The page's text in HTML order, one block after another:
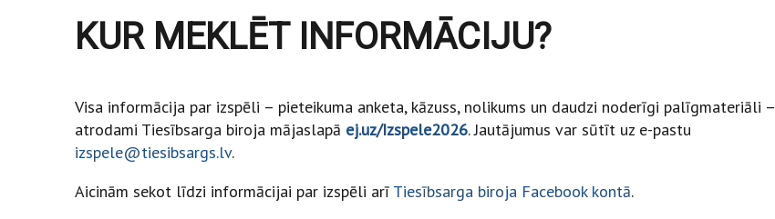
KUR MEKLĒT INFORMĀCIJU?
Visa informācija par izspēli – pieteikuma anketa, kāzuss, nolikums un daudzi noderīgi palīgmateriāli –
atrodami Tiesībsarga biroja mājaslapā ej.uz/Izspele2026. Jautājumus var sūtīt uz e-pastu
izspele@tiesibsargs.lv.
Aicinām sekot līdzi informācijai par izspēli arī Tiesībsarga biroja Facebook kontā.